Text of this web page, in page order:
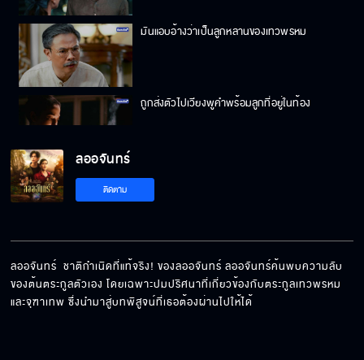
มันแอบอ้างว่าเป็นลูกหลานของเทวพรหม
ถูกส่งตัวไปเวียงพูคำพร้อมลูกที่อยู่ในท้อง
สิ่งเดียวที่ ซัน ไม่เคยโกหกคือ ซันรักลออ
ลออจันทร์
ติดตาม
ลออจันทร์  ชาติกำเนิดที่แท้จริง! ของลออจันทร์ ลออจันทร์ค้นพบความลับ
ของต้นตระกูลตัวเอง โดยเฉพาะปมปริศนาที่เกี่ยวข้องกับตระกูลเทวพรหม
และจุฑาเทพ ซึ่งนำมาสู่บทพิสูจน์ที่เธอต้องผ่านไปให้ได้